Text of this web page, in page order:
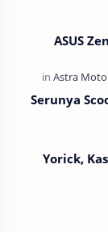
ASUS
Serunya
Yorick,